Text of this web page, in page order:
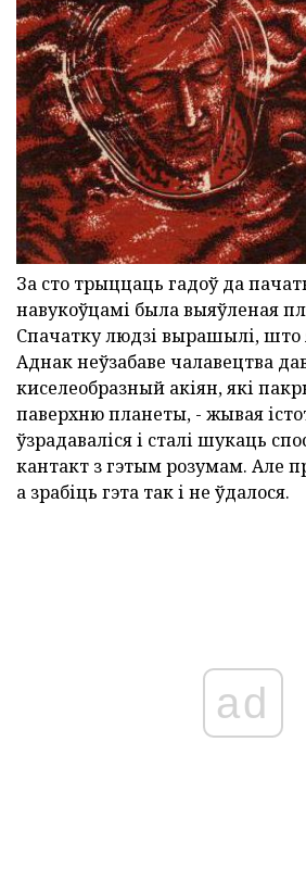
За сто трыццаць гадоў да
навукоўцамі была выяўленая
Спачатку людзі вырашылі, што
Аднак неўзабаве чалавецтва
киселеобразный акіян, які
паверхню планеты, - жывая
ўзрадаваліся і сталі шукаць
кантакт з гэтым розумам. Але
а зрабіць гэта так і не ўдалося.
ad